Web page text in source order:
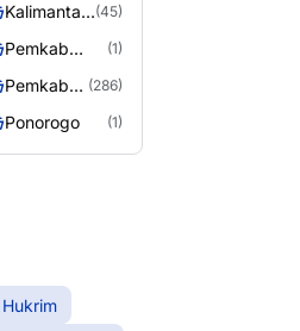
Kalimantan (45)
Pemkab
Barito Utara
(1)
Pemkab
Raya
(286)
Ponorogo (1)
Hukrim